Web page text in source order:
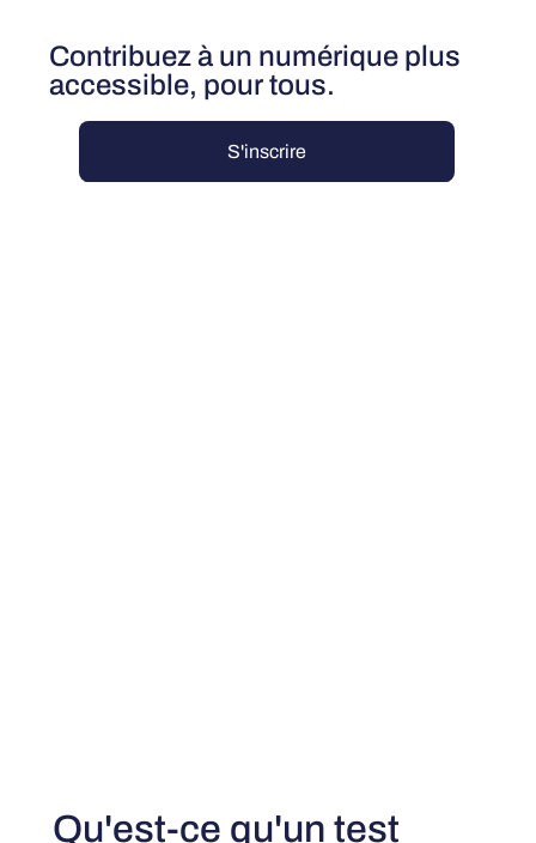
Contribuez à un numérique plus
accessible, pour tous.
S'inscrire
Qu'est-ce qu'un test